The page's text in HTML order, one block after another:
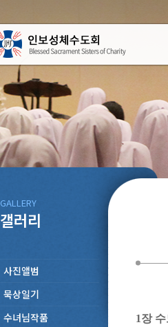
GALLERY
갤러리
사진앨범
묵상일기
수녀님작품
1장